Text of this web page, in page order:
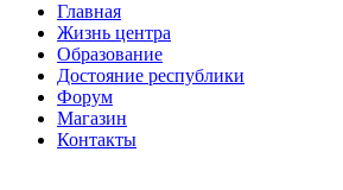
Главная
Жизнь центра
Образование
Достояние республики
Форум
Магазин
Контакты